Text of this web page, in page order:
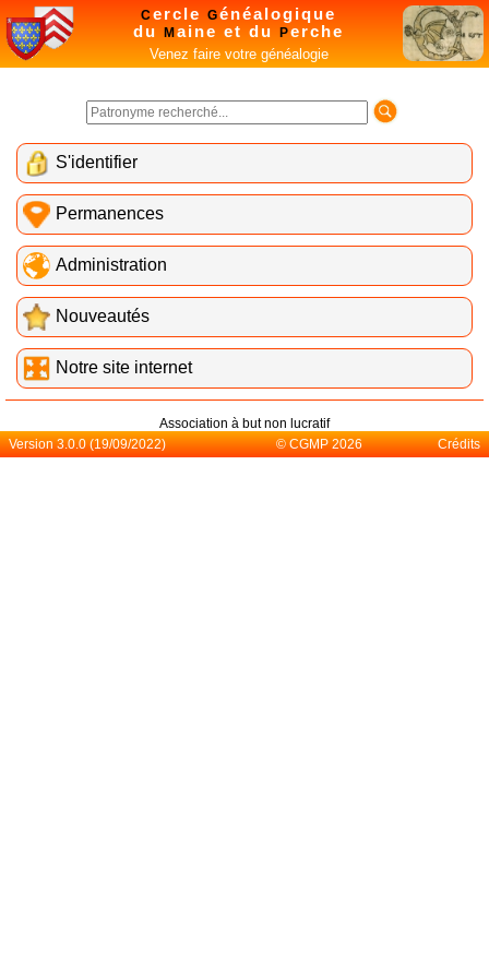
Cercle Généalogique
du
M aine et du Perche
Venez faire votre généalogie
S'identifier
Permanences
Administration
Nouveautés
Notre site internet
Association à but non lucratif
Version 3.0.0 (19/09/2022)
© CGMP 2026 Crédits